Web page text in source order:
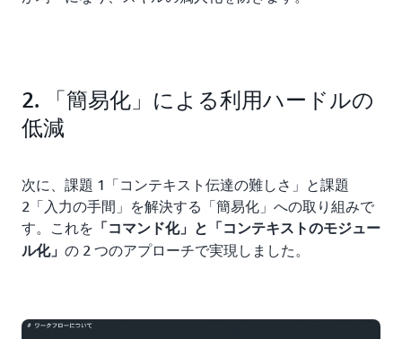
2. 「簡易化」による利用ハードルの
低減
次に、課題 1「コンテキスト伝達の難しさ」と課題
2「入力の手間」を解決する「簡易化」への取り組みで
す。これを 「コマンド化」と「コンテキストのモジュー
ル化」 の 2 つのアプローチで実現しました。